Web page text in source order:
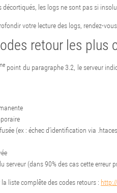
décortiqués, les logs ne sont pas si
votre lecture des logs, rendez-vous
retour les plus
point du paragraphe 3.2, le serveur
(ex : échec d’identification via
serveur (dans 90% des cas cette erreur
liste complête des codes retours :